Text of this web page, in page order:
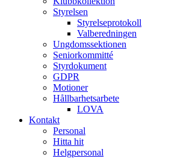
Styrelsen
Styrelseprotokoll
Valberedningen
Ungdomssektionen
Seniorkommitté
Styrdokument
GDPR
Motioner
Hållbarhetsarbete
LOVA
Kontakt
Personal
Hitta hit
Helgpersonal